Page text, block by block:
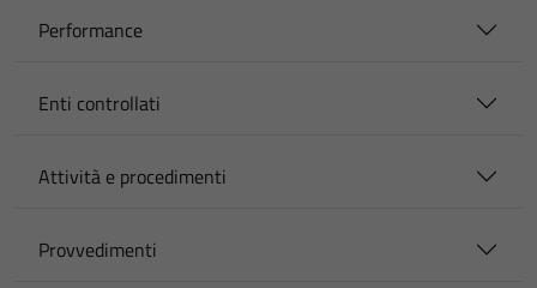
Performance
Enti controllati
Attività e procedimenti
Provvedimenti